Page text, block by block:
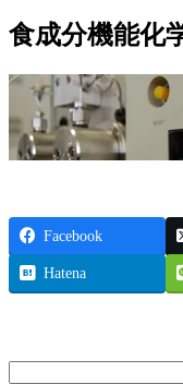
食成分機能化
Facebook
Hatena